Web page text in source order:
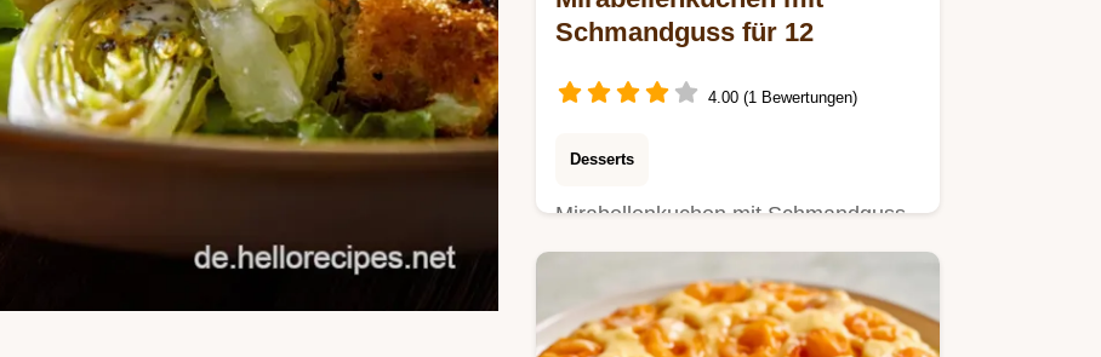
Schmandguss für 12
4.00 (1 Bewertungen)
Desserts
Mirabellenkuchen mit Schmandguss
gelingt immer saftig. Die Quick Facts
zum Kuchen helfen bei der…